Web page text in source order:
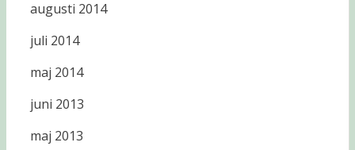
augusti 2014
juli 2014
maj 2014
juni 2013
maj 2013